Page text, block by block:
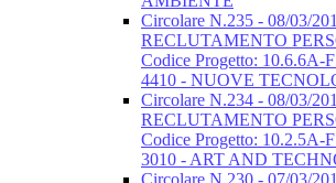
Circolare N.235 - 08/03/
RECLUTAMENTO
Codice Progetto: 10.6.6A-
4410 - NUOVE
Circolare N.234 - 08/03/
RECLUTAMENTO
Codice Progetto: 10.2.5A-
3010 - ART AND